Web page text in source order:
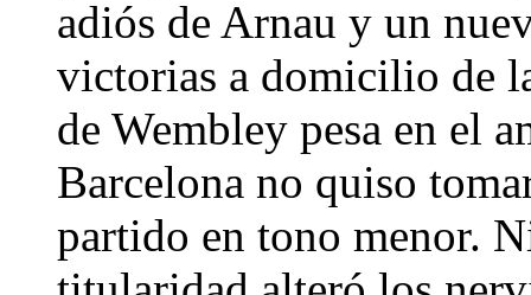
adiós de Arnau y un
victorias a domicilio de
de Wembley pesa en el
Barcelona no quiso
partido en tono menor.